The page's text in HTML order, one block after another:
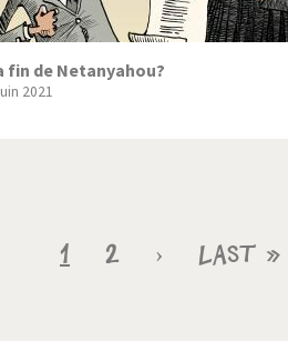
fin de Netanyahou?
2021
Page
1 Page
2
Page
›
Dernière
Last »